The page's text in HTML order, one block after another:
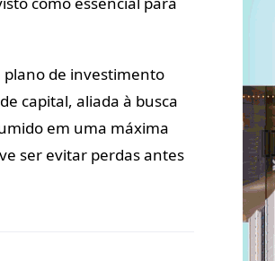
de investimento
capital, aliada à busca
em uma máxima
ser evitar perdas antes